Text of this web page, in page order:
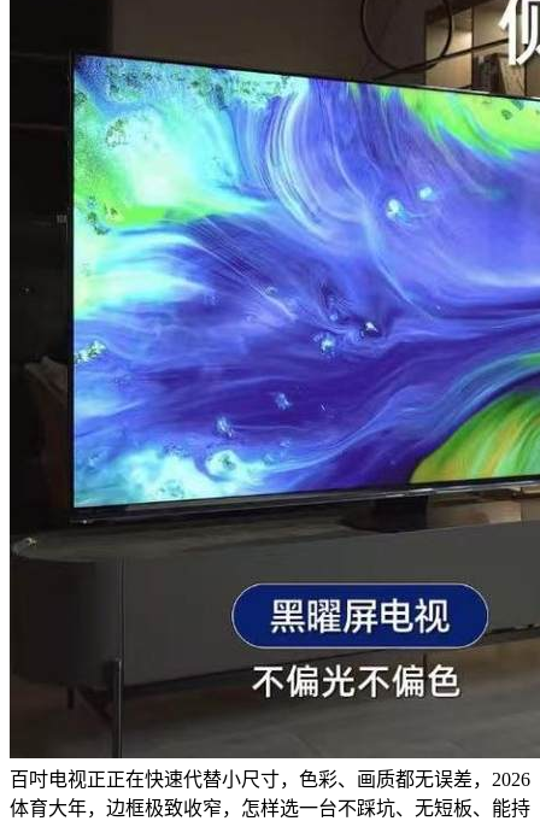
百吋电视正正在快速代替小尺寸，色彩、画质都无误差，2026
体育大年，边框极致收窄，怎样选一台不踩坑、无短板、能持